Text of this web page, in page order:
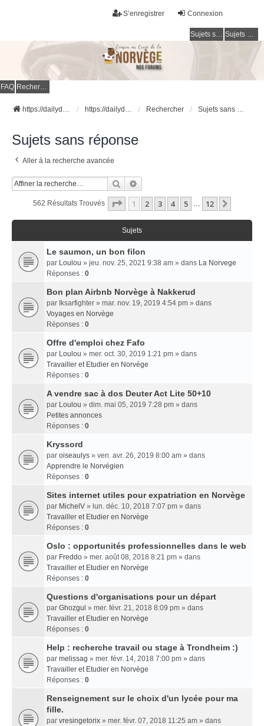
Connexion
S’enregistrer
Sujets sans réponse Sujets actifs
FAQ Rechercher
https://dailydigesthub.com https://dailydigesthub.com Rechercher Sujets sans réponse
Sujets sans réponse
Aller à la recherche avancée
Rechercher
562 Résultats Trouvés Page 1Sur
1 2 3 4 5 … 12
Sujets
Le saumon, un bon filon
par Loulou » jeu. nov. 25, 2021 9:38 am » dans La Norvege
Réponses : 0
Bon plan Airbnb Norvège à Nakkerud
par Iksarfighter » mar. nov. 19, 2019 4:54 pm » dans
Voyages en Norvège
Réponses : 0
Offre d'emploi chez Fafo
par Loulou » mer. oct. 30, 2019 1:21 pm » dans
Travailler et Etudier en Norvège
Réponses : 0
A vendre sac à dos Deuter Act Lite 50+10
par Loulou » dim. mai 05, 2019 7:28 pm » dans
Petites annonces
Réponses : 0
Kryssord
par oiseaulys » ven. avr. 26, 2019 8:00 am » dans
Apprendre le Norvégien
Réponses : 0
Sites internet utiles pour expatriation en Norvège
par MichelV » lun. déc. 10, 2018 7:07 pm » dans
Travailler et Etudier en Norvège
Réponses : 0
Oslo : opportunités professionnelles dans le web
par Freddo » mer. août 08, 2018 8:21 pm » dans
Travailler et Etudier en Norvège
Réponses : 0
Questions d'organisations pour un départ
par Ghozgul » mer. févr. 21, 2018 8:09 pm » dans
Travailler et Etudier en Norvège
Réponses : 0
Help : recherche travail ou stage à Trondheim :)
par melissag » mer. févr. 14, 2018 7:00 pm » dans
Travailler et Etudier en Norvège
Réponses : 0
Renseignement sur le choix d'un lycée pour ma
fille.
par vresingetorix » mer. févr. 07, 2018 11:25 am » dans